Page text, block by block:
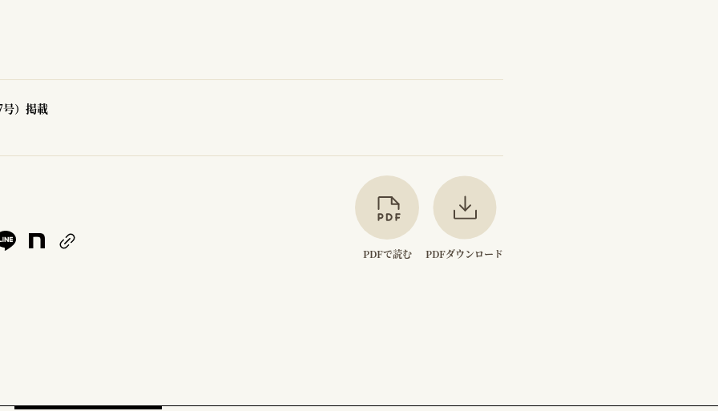
）掲載
PDFで読む PDFダウンロード